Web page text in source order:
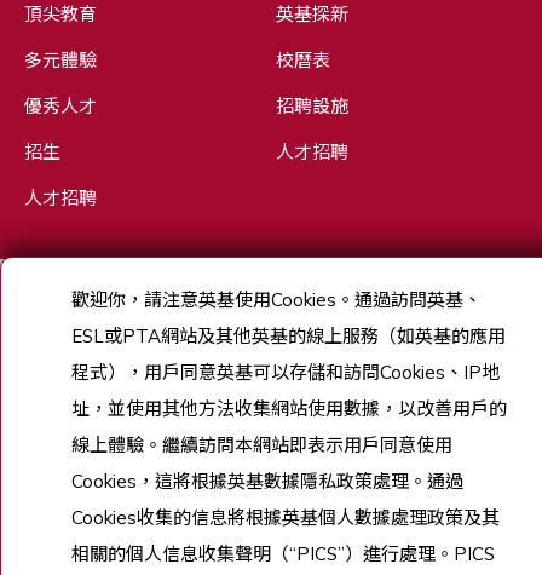
頂尖教育
多元體驗
優秀人才
招生
人才招聘
英基探新
校曆表
招聘設施
人才招聘
Copyright © English Schools Foundation. Powered byANGLIA.
網站地圖
歡迎你，請注意英基使用Cookies 。通過訪問英基、
ESL或PTA網站及其他英基的線上服務（如英基的應用
程式），用戶同意英基可以存儲和訪問Cookies 、 IP地
址，並使用其他方法收集網站使用數據，以改善用戶的
線上體驗。繼續訪問本網站即表示用戶同意使用
Cookies ，這將根據英基數據隱私政策處理。通過
Cookies收集的信息將根據英基個人數據處理政策及其
相關的個人信息收集聲明（“PICS”）進行處理。 PICS